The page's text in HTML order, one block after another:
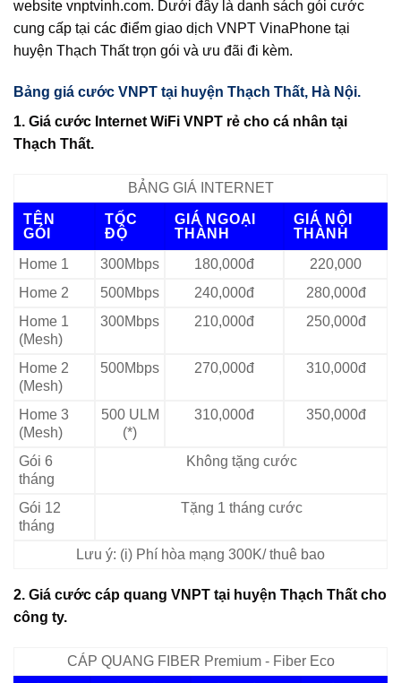
website vnptvinh.com. Dưới đây là danh sách gói cước
cung cấp tại các điểm giao dịch VNPT VinaPhone tại
huyện Thạch Thất trọn gói và ưu đãi đi kèm.
Bảng giá cước VNPT tại huyện Thạch Thất, Hà Nội.
1. Giá cước Internet WiFi VNPT rẻ cho cá nhân tại
Thạch Thất.
BẢNG GIÁ INTERNET
TÊN
GÓI
TỐC
ĐỘ
GIÁ NGOẠI
THÀNH
GIÁ NỘI
THÀNH
Home 1
300Mbps 180,000đ
220,000
Home 2
500Mbps 240,000đ
280,000đ
Home 1
(Mesh)
300Mbps 210,000đ 250,000đ
Home 2
(Mesh)
500Mbps 270,000đ 310,000đ
Home 3
(Mesh)
500 ULM
(*)
310,000đ 350,000đ
Gói 6
tháng
Không tặng cước
Gói 12
tháng
Tặng 1 tháng cước
Lưu ý: (i) Phí hòa mạng 300K/ thuê bao
2. Giá cước cáp quang VNPT tại huyện Thạch Thất cho
công ty.
CÁP QUANG FIBER Premium - Fiber Eco